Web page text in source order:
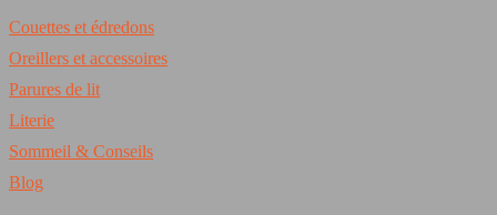
Couettes et édredons
Oreillers et accessoires
Parures de lit
Literie
Sommeil & Conseils
Blog